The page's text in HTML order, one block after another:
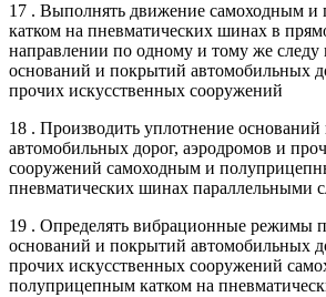
17 . Выполнять движение самоходным
катком на пневматических шинах в
направлении по одному и тому же следу
оснований и покрытий автомобильных
прочих искусственных сооружений
18 . Производить уплотнение
автомобильных дорог, аэродромов и
сооружений самоходным и
пневматических шинах параллельными
19 . Определять вибрационные режимы
оснований и покрытий автомобильных
прочих искусственных сооружений
полуприцепным катком на